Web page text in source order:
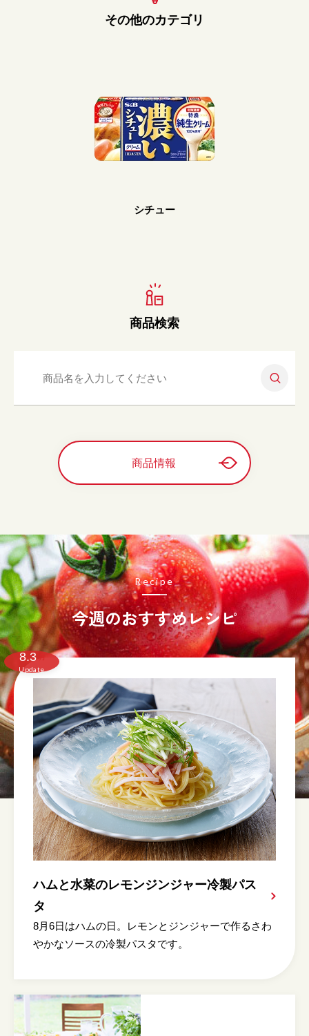
その他のカテゴリ
シチュー
商品検索
商品情報
今週のおすすめレシピ
Recipe
8.3
Update
ハムと水菜のレモンジンジャー冷製パス
タ
8月6日はハムの日。レモンとジンジャーで作るさわ
やかなソースの冷製パスタです。